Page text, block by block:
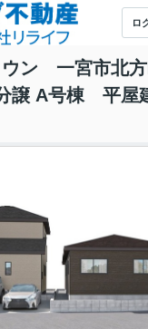
ロ
ウン 一宮市北
譲 A号棟 平屋